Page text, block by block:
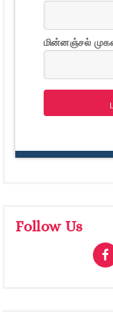
மின்னஞ்சல்
Follow Us